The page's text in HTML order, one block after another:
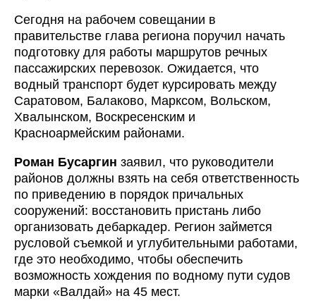
Сегодня на рабочем совещании в
правительстве глава региона поручил начать
подготовку для работы маршрутов речных
пассажирских перевозок. Ожидается, что
водный транспорт будет курсировать между
Саратовом, Балаково, Марксом, Вольском,
Хвалынском, Воскресенским и
Красноармейским районами.
Роман Бусаргин заявил, что руководители
районов должны взять на себя ответственность
по приведению в порядок причальных
сооружений: восстановить пристань либо
организовать дебаркадер. Регион займется
русловой съемкой и углубительными работами,
где это необходимо, чтобы обеспечить
возможность хождения по водному пути судов
марки «Валдай» на 45 мест.